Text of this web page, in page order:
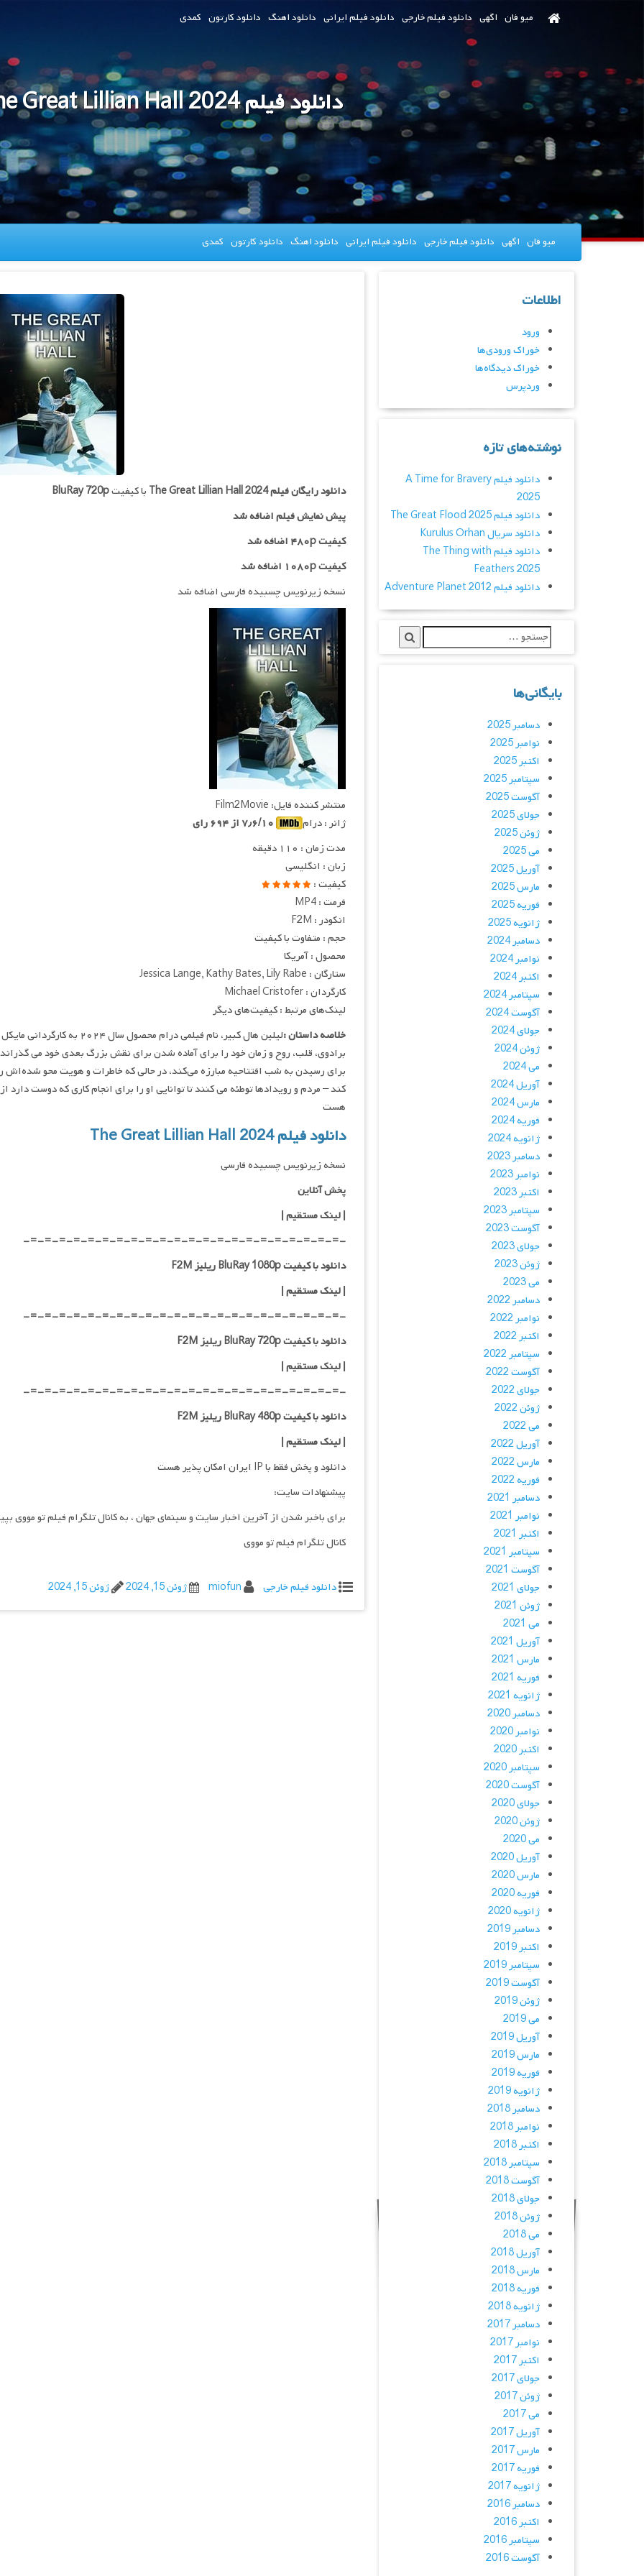
میو فان اگهی دانلود فیلم خارجی دانلود فیلم ایرانی دانلود اهنگ دانلود کارتون کمدی
دانلود فیلم The Great Lillian Hall 2024
میو فان اگهی دانلود فیلم خارجی دانلود فیلم ایرانی دانلود اهنگ دانلود کارتون کمدی
دانلود رایگان فیلمThe Great Lillian Hall 2024 با کیفیتBluRay 720p
پیش نمایش فیلم اضافه شد
کیفیت ۴۸۰p اضافه شد
کیفیت ۱۰۸۰p اضافه شد
نسخه زیرنویس چسبیده فارسی اضافه شد
منتشر کننده فایل: Film2Movie
ژانر : درام
مدت زمان : ۱۱۰ دقیقه
زبان : انگلیسی
کیفیت :
فرمت : MP4
انکودر : F2M
حجم : متفاوت با کیفیت
محصول : آمریکا
ستارگان : Jessica Lange, Kathy Bates, Lily Rabe
کارگردان : Michael Cristofer
لینک‌های مرتبط : کیفیت‌های دیگر
خلاصه داستان :
لیلین هال کبیر، نام فیلمی
برادوی، قلب، روح و زمان خود را برای آماده شدن برای نقش بزرگ بعدی خود می
برای رسیدن به شب افتتاحیه مبارزه می‌کند، در حالی که خاطرات و هویت محو شده‌اش
هست
دانلود فیلم The Great Lillian Hall 2024
نسخه زیرنویس چسبیده فارسی
پخش آنلاین
| لینک مستقیم|
-=-=-=-=-=-=-=-=-=-=-=-=-=-=-=-=-=-=-=-=-=-=-
دانلود با کیفیت BluRay 1080p ریلیز F2M
|لینک مستقیم|
-=-=-=-=-=-=-=-=-=-=-=-=-=-=-=-=-=-=-=-=-=-=-
دانلود با کیفیت BluRay 720p ریلیز F2M
| لینک مستقیم|
-=-=-=-=-=-=-=-=-=-=-=-=-=-=-=-=-=-=-=-=-=-=-
دانلود با کیفیت BluRay 480p ریلیز F2M
| لینک مستقیم|
دانلود و پخش فقط با IP ایران امکان پذیر هست
پیشنهادات سایت:
برای باخبر شدن از آخرین اخبار سایت و سینمای جهان ، به کانال تلگرام فیلم تو مووی
کانال تلگرام فیلم تو مووی
دانلود فیلم خارجی miofun ژوئن 15, 2024 ژوئن 15, 2024
اطلاعات
ورود
خوراک ورودی‌ها
خوراک دیدگاه‌ها
وردپرس
نوشته‌های تازه
دانلود فیلم A Time for Bravery
2025
دانلود فیلم The Great Flood 2025
دانلود سریال Kurulus Orhan
دانلود فیلم The Thing with
Feathers 2025
دانلود فیلم Adventure Planet 2012
بایگانی‌ها
دسامبر 2025
نوامبر 2025
اکتبر 2025
سپتامبر 2025
آگوست 2025
جولای 2025
ژوئن 2025
می 2025
آوریل 2025
مارس 2025
فوریه 2025
ژانویه 2025
دسامبر 2024
نوامبر 2024
اکتبر 2024
سپتامبر 2024
آگوست 2024
جولای 2024
ژوئن 2024
می 2024
آوریل 2024
مارس 2024
فوریه 2024
ژانویه 2024
دسامبر 2023
نوامبر 2023
اکتبر 2023
سپتامبر 2023
آگوست 2023
جولای 2023
ژوئن 2023
می 2023
دسامبر 2022
نوامبر 2022
اکتبر 2022
سپتامبر 2022
آگوست 2022
جولای 2022
ژوئن 2022
می 2022
آوریل 2022
مارس 2022
فوریه 2022
دسامبر 2021
نوامبر 2021
اکتبر 2021
سپتامبر 2021
آگوست 2021
جولای 2021
ژوئن 2021
می 2021
آوریل 2021
مارس 2021
فوریه 2021
ژانویه 2021
دسامبر 2020
نوامبر 2020
اکتبر 2020
سپتامبر 2020
آگوست 2020
جولای 2020
ژوئن 2020
می 2020
آوریل 2020
مارس 2020
فوریه 2020
ژانویه 2020
دسامبر 2019
اکتبر 2019
سپتامبر 2019
آگوست 2019
ژوئن 2019
می 2019
آوریل 2019
مارس 2019
فوریه 2019
ژانویه 2019
دسامبر 2018
نوامبر 2018
اکتبر 2018
سپتامبر 2018
آگوست 2018
جولای 2018
ژوئن 2018
می 2018
آوریل 2018
مارس 2018
فوریه 2018
ژانویه 2018
دسامبر 2017
نوامبر 2017
اکتبر 2017
جولای 2017
ژوئن 2017
می 2017
آوریل 2017
مارس 2017
فوریه 2017
ژانویه 2017
دسامبر 2016
اکتبر 2016
سپتامبر 2016
آگوست 2016